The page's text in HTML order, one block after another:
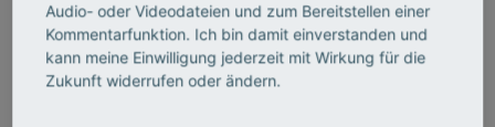
denken
Wie man mit kleinen Stellschrauben viel bewirken kann, hat
der Stifterverband mit seiner Jubiläumsinitiative „Wirkung
Audio- oder Videodateien und zum Bereitstellen einer
Kommentarfunktion. Ich bin damit einverstanden und
kann meine Einwilligung jederzeit mit Wirkung für die
Zukunft widerrufen oder ändern.